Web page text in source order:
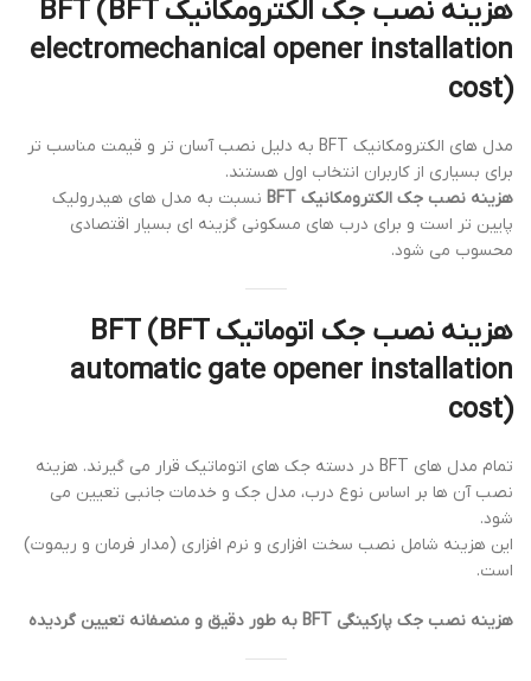
هزینه نصب جک الکترومکانیک BFT (BFT
electromechanical opener installation
cost)
مدل های الکترومکانیک BFT به دلیل نصب آسان تر و قیمت مناسب تر
برای بسیاری از کاربران انتخاب اول هستند.
هزینه نصب جک الکترومکانیک BFT
نسبت به مدل های هیدرولیک
پایین تر است و برای درب های مسکونی گزینه ای بسیار اقتصادی
محسوب می شود.
هزینه نصب جک اتوماتیک BFT (BFT
automatic gate opener installation
cost)
تمام مدل های BFT در دسته جک های اتوماتیک قرار می گیرند. هزینه
نصب آن ها بر اساس نوع درب، مدل جک و خدمات جانبی تعیین می
شود.
این هزینه شامل نصب سخت افزاری و نرم افزاری (مدار فرمان و ریموت)
است.
هزینه نصب جک پارکینگی BFT به طور دقیق و منصفانه تعیین گردیده